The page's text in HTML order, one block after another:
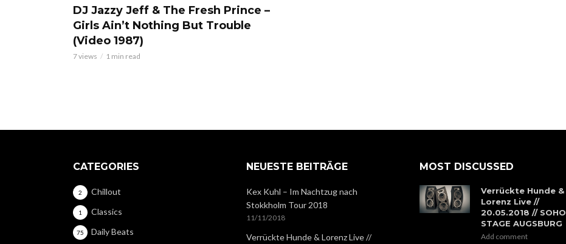
DJ Jazzy Jeff & The Fresh Prince –
Girls Ain’t Nothing But Trouble
(Video 1987)
7 views 1 min read
CATEGORIES
Chillout
2
Classics
1
Daily Beats
75
NEUESTE BEITRÄGE
Kex Kuhl – Im Nachtzug nach
Stokkholm Tour 2018
11/11/2018
Verrückte Hunde & Lorenz Live //
MOST DISCUSSED
Verrückte Hunde &
Lorenz Live //
20.05.2018 // SOHO
STAGE AUGSBURG
Add comment